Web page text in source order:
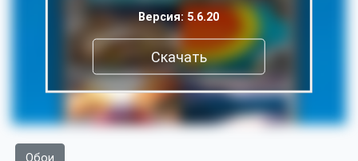
Версия: 5.6.20
Скачать